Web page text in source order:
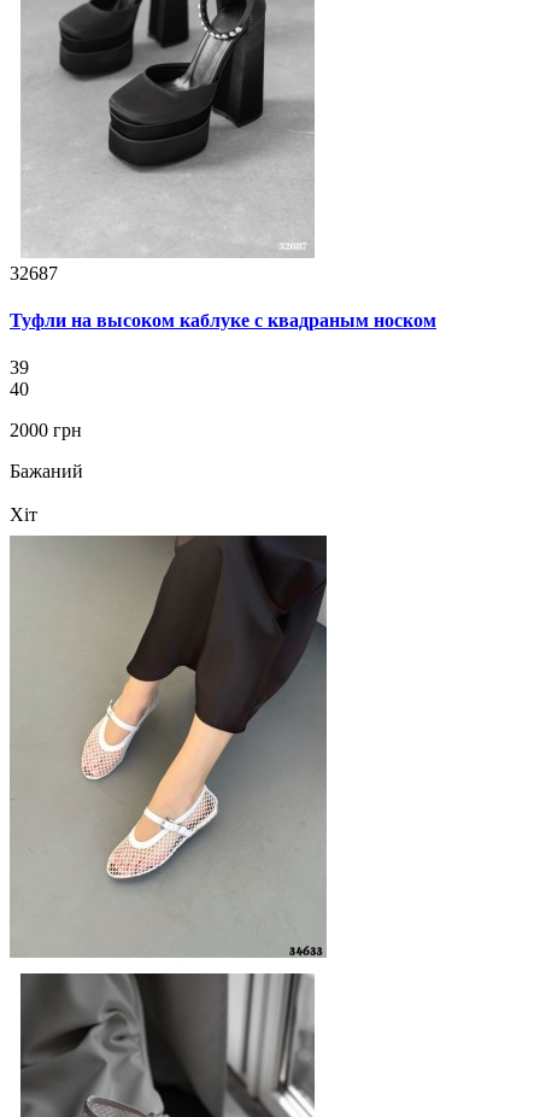
32687
Туфли на высоком каблуке с квадраным носком
39
40
2000 грн
Бажаний
Хіт